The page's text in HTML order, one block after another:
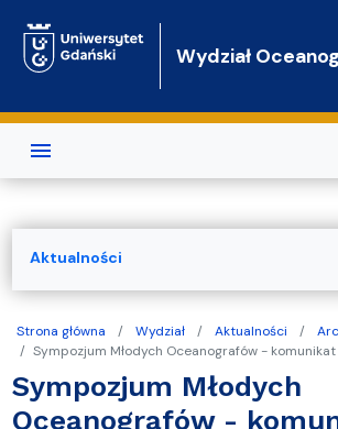
Wydział
Strona główna Wydział Aktualności
Sympozjum Młodych Oceanografów - komunikat
Sympozjum Młodych
Oceanografów -
Aktualności